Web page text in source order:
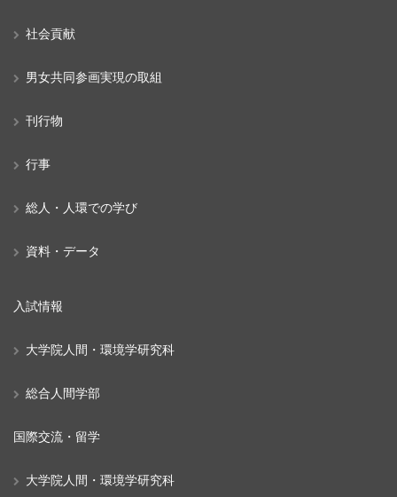
社会貢献
男女共同参画実現の取組
刊行物
行事
総人・人環での学び
資料・データ
入試情報
大学院人間・環境学研究科
総合人間学部
国際交流・留学
大学院人間・環境学研究科